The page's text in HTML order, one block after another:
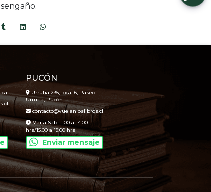
PUCÓN
Urrutia 235, local 6, Paseo
Urrutia, Pucón
contacto@vuelanloslibros.cl
Mar a Sáb 11.00 a 14.00
hrs/15.00 a 19.00 hrs
Enviar mensaje